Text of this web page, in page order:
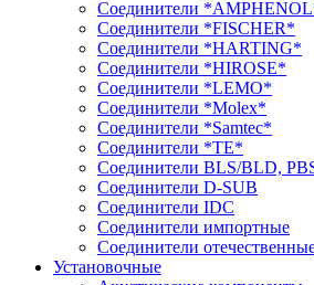
Соединители
Соединители *FISCHER*
Соединители *HARTING*
Соединители *HIROSE*
Соединители *LEMO*
Соединители *Molex*
Соединители *Samtec*
Соединители *TE*
Соединители BLS/BLD,
Соединители D-SUB
Соединители IDC
Соединители импортные
Соединители
Установочные